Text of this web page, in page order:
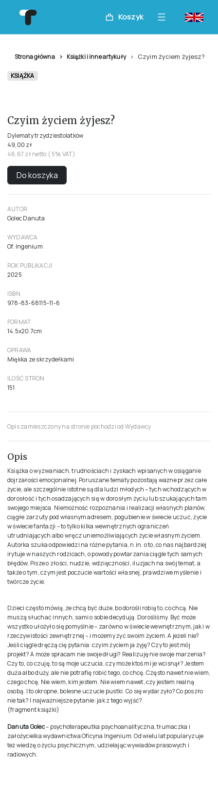
Koszyk
Strona główna Książki i inne artykuły Czyim życiem żyjesz?
KSIĄŻKA
Dylematy trzydziestolatków
46,67 zł netto ( 5% VAT)
AUTOR
Golec Danuta
WYDAWCA
Of. Ingenium
2025
ISBN
978-83-68115-11-6
FORMAT
14.5x20.7cm
OPRAWA
Miękka ze skrzydełkami
ILOŚĆ STRON
151
Opis zamieszczony na stronie pochodzi od Wydawcy
Książka o wyzwaniach, trudnościach i zyskach wpisanych w osiąganie
dojrzałości emocjonalnej. Poruszane tematy pozostają ważne przez całe
życie, ale szczególnie istotne są dla ludzi młodych – tych wchodzących w
dorosłość i tych osadzających się w dorosłym życiu lub szukających tam
swojego miejsca. Niemożność rozpoznania i realizacji własnych planów,
ciągłe zarzuty pod własnym adresem, pogubienie w świecie uczuć, życie
w świecie fantazji – to tylko kilka wewnętrznych ograniczeń
utrudniających albo wręcz uniemożliwiających życie własnym życiem.
Autorka szuka odpowiedzi na różne pytania, n.in. o to, co nas najbardziej
irytuje w naszych rodzicach, o powody powtarzania ciągle tych samych
błędów. Pisze o złości, nudzie, wdzięczności, iluzjach na swój temat, a
także o tym, czym jest poczucie wartości własnej, prawdziwe myślenie i
Dzieci często mówią, że chcą być duże, bo dorośli robią to, co chcą. Nie
muszą słuchać innych, sami o sobie decydują. Dorośliśmy. Być może